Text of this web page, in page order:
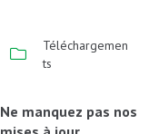
Téléchargemen
ts
Ne manquez pas nos